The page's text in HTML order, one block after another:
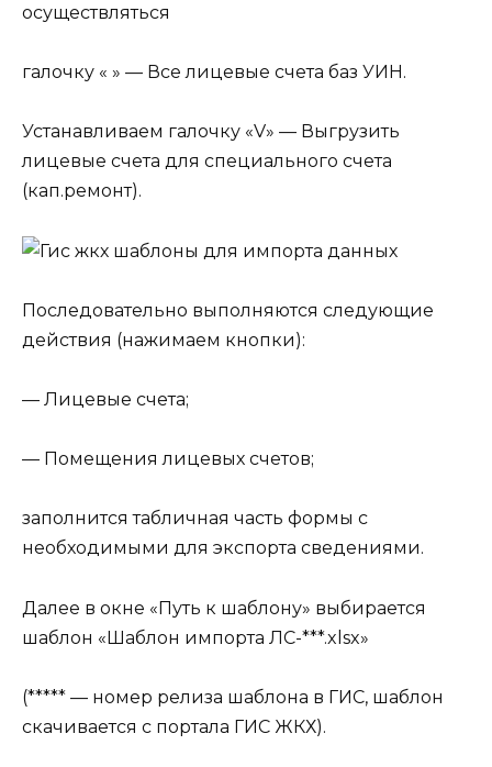
осуществляться
галочку « » — Все лицевые счета баз УИН.
Устанавливаем галочку «V» — Выгрузить
лицевые счета для специального счета
(кап.ремонт).
Последовательно выполняются следующие
действия (нажимаем кнопки):
— Лицевые счета;
— Помещения лицевых счетов;
заполнится табличная часть формы с
необходимыми для экспорта сведениями.
Далее в окне «Путь к шаблону» выбирается
шаблон «Шаблон импорта ЛС-***.xlsx»
(***** — номер релиза шаблона в ГИС, шаблон
скачивается с портала ГИС ЖКХ).